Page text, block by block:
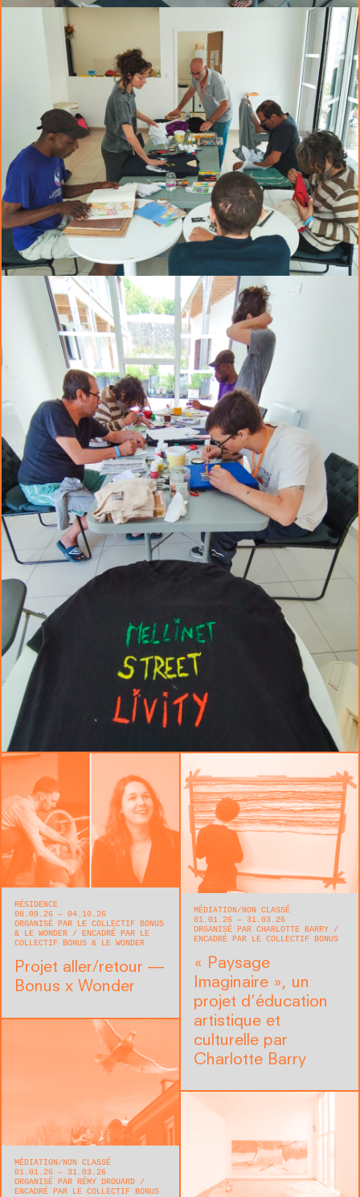
RÉSIDENCE
08.09.26 — 04.10.26
ORGANISÉ PAR LE COLLECTIF BONUS
& LE WONDER
ENCADRÉ PAR LE
COLLECTIF BONUS & LE WONDER
Projet aller/retour —
Bonus x Wonder
MÉDIATION
NON CLASSÉ
01.01.26 — 31.03.26
ORGANISÉ PAR CHARLOTTE BARRY
ENCADRÉ PAR LE COLLECTIF BONUS
« Paysage
Imaginaire », un
projet d’éducation
artistique et
culturelle par
Charlotte Barry
MÉDIATION
NON CLASSÉ
01.01.26 — 31.03.26
ORGANISÉ PAR RÉMY DROUARD
ENCADRÉ PAR LE COLLECTIF BONUS